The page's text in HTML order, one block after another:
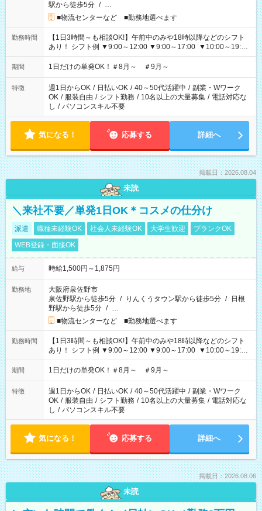
駅から徒歩5分 / …
■物流センターなど ■勤務地選べます
勤務時間
【1日3時間～も相談OK!】午前中のみや18時以降などのシフト
あり！ シフト例 ▼9:00～12:00 ▼9:00～17:00 ▼10:00～19:00
▼18:00～21:00
期間 1日だけの単発OK！＃8月～ ＃9月～
特徴 週1日からOK / 日払いOK / 40～50代活躍中 / 副業・Wワーク
OK / 服装自由 / シフト勤務 / 10名以上の大量募集 / 電話対応な
し / パソコンスキル不要
気になる！ 応募する 詳細へ
掲載日：2026.08.04
未読
＼来社不要／単発1日OK＊コスメの仕分け
派遣 職種未経験OK 社会人未経験OK 大学生歓迎
ブランクOK
WEB登録・面接OK
給与 時給1,500円～1,875円
勤務地
大阪府泉佐野市
泉佐野駅から徒歩5分 / りんくうタウン駅から徒歩5分 / 日根
野駅から徒歩5分 / …
■物流センターなど ■勤務地選べます
勤務時間
【1日3時間～も相談OK!】午前中のみや18時以降などのシフト
あり！ シフト例 ▼9:00～12:00 ▼9:00～17:00 ▼10:00～19:00
▼18:00～21:00
期間 1日だけの単発OK！＃8月～ ＃9月～
特徴 週1日からOK / 日払いOK / 40～50代活躍中 / 副業・Wワーク
OK / 服装自由 / シフト勤務 / 10名以上の大量募集 / 電話対応な
し / パソコンスキル不要
気になる！ 応募する 詳細へ
掲載日：2026.08.06
未読